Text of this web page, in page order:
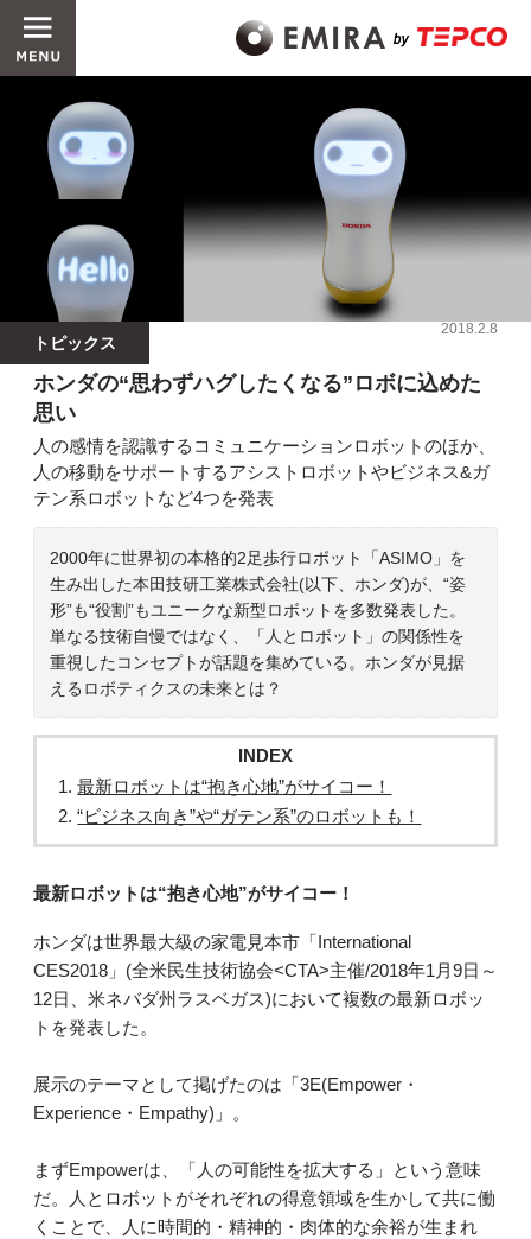
トピックス
2018.2.8
ホンダの“思わずハグしたくなる”ロボに込めた
思い
人の感情を認識するコミュニケーションロボットのほか、
人の移動をサポートするアシストロボットやビジネス&ガ
テン系ロボットなど4つを発表
2000年に世界初の本格的2足歩行ロボット「ASIMO」を
生み出した本田技研工業株式会社(以下、ホンダ)が、“姿
形”も“役割”もユニークな新型ロボットを多数発表した。
単なる技術自慢ではなく、「人とロボット」の関係性を
重視したコンセプトが話題を集めている。ホンダが見据
えるロボティクスの未来とは？
INDEX
最新ロボットは“抱き心地”がサイコー！
“ビジネス向き”や“ガテン系”のロボットも！
最新ロボットは“抱き心地”がサイコー！
ホンダは世界最大級の家電見本市「International
CES2018」(全米民生技術協会<CTA>主催/2018年1月9日～
12日、米ネバダ州ラスベガス)において複数の最新ロボッ
トを発表した。
展示のテーマとして掲げたのは「3E(Empower・
Experience・Empathy)」。
まずEmpowerは、「人の可能性を拡大する」という意味
だ。人とロボットがそれぞれの得意領域を生かして共に働
くことで、人に時間的・精神的・肉体的な余裕が生まれ